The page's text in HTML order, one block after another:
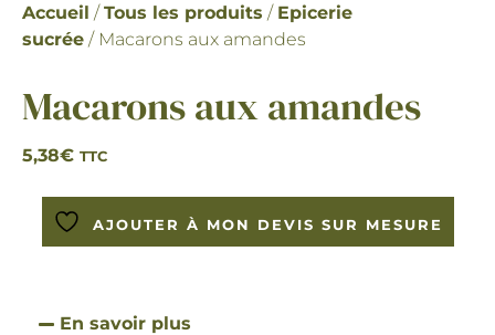
Accueil /Tous les produits / Epicerie
sucrée / Macarons aux amandes
Macarons aux amandes
5,38€ TTC
AJOUTER À MON DEVIS SUR MESURE
En savoir plus